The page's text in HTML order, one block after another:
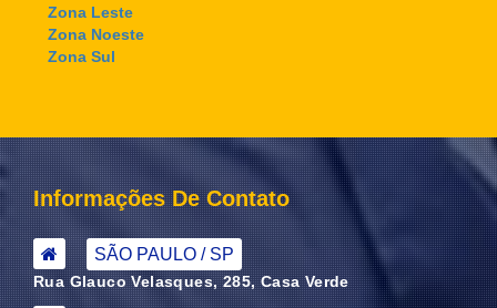
Zona Leste
Zona Noeste
Zona Sul
Informações De Contato
SÃO PAULO / SP
Rua Glauco Velasques, 285, Casa Verde